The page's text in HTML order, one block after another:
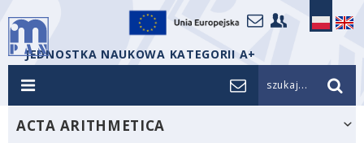
JEDNOSTKA NAUKOWA KATEGORII A+
szukaj...
ACTA ARITHMETICA